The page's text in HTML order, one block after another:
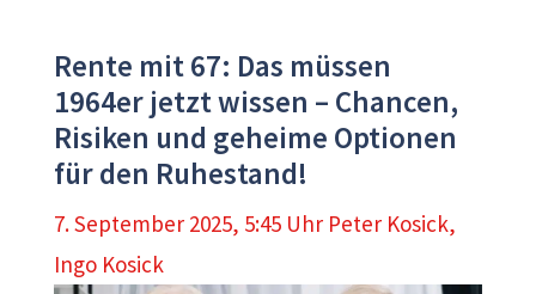
Rente mit 67: Das müssen
1964er jetzt wissen – Chancen,
Risiken und geheime Optionen
für den Ruhestand!
7. September 2025, 5:45 Uhr Peter Kosick,
Ingo Kosick